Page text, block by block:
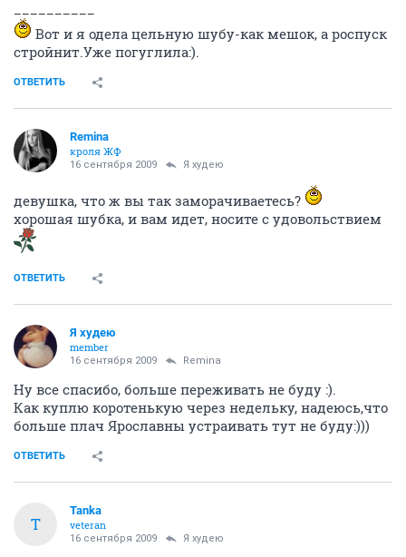
Вот и я одела цельную шубу-как мешок, а роспуск
стройнит.Уже погуглила:).
ОТВЕТИТЬ
Remina
кроля ЖФ
16 сентября 2009 Я худею
девушка, что ж вы так заморачиваетесь?
хорошая шубка, и вам идет, носите с удовольствием
ОТВЕТИТЬ
Я худею
member
16 сентября 2009 Remina
Ну все спасибо, больше переживать не буду :).
Как куплю коротенькую через недельку, надеюсь,что
больше плач Ярославны устраивать тут не буду:)))
ОТВЕТИТЬ
T
Tanka
veteran
16 сентября 2009 Я худею